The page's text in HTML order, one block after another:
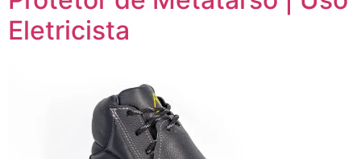
Eletricista